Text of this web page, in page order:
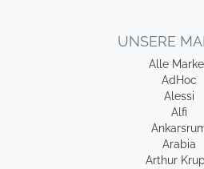
UNSERE
Alle
AdHoc
Alessi
Alfi
Arabia
Arthur